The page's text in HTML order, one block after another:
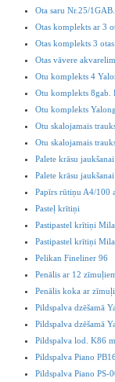
Ota saru Nr.25/
Otas komplekts ar 3
Otas komplekts 3
Otas vāvere akvarelim
Otu komplekts 4
Otu komplekts 8gab.
Otu komplekts
Otu skalojamais
Otu skalojamais
Palete krāsu jaukšanai
Palete krāsu jaukšanai
Papīrs rūtiņu A4/100
Pasteļ krītiņi
Pastipastel krītiņi
Pastipastel krītiņi
Pelikan Fineliner 96
Penālis ar 12
Penālis koka ar
Pildspalva dzēšamā
Pildspalva dzēšamā
Pildspalva lod. K86
Pildspalva Piano
Pildspalva Piano PS-